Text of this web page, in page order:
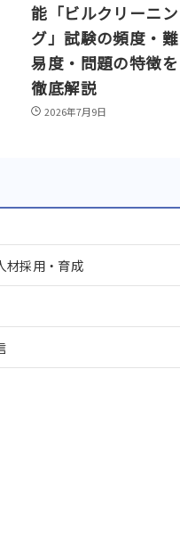
能「ビルクリーニン
グ」試験の頻度・難
易度・問題の特徴を
徹底解説
2026年7月9日
材採用・育成